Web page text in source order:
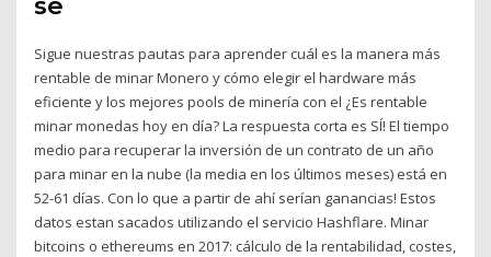
Sigue nuestras pautas para aprender cuál es la manera más
rentable de minar Monero y cómo elegir el hardware más
eficiente y los mejores pools de minería con el ¿Es rentable
minar monedas hoy en día? La respuesta corta es SÍ! El tiempo
medio para recuperar la inversión de un contrato de un año
para minar en la nube (la media en los últimos meses) está en
52-61 días. Con lo que a partir de ahí serían ganancias! Estos
datos estan sacados utilizando el servicio Hashflare. Minar
bitcoins o ethereums en 2017: cálculo de la rentabilidad, costes,